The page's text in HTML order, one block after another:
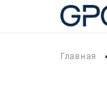
Главная